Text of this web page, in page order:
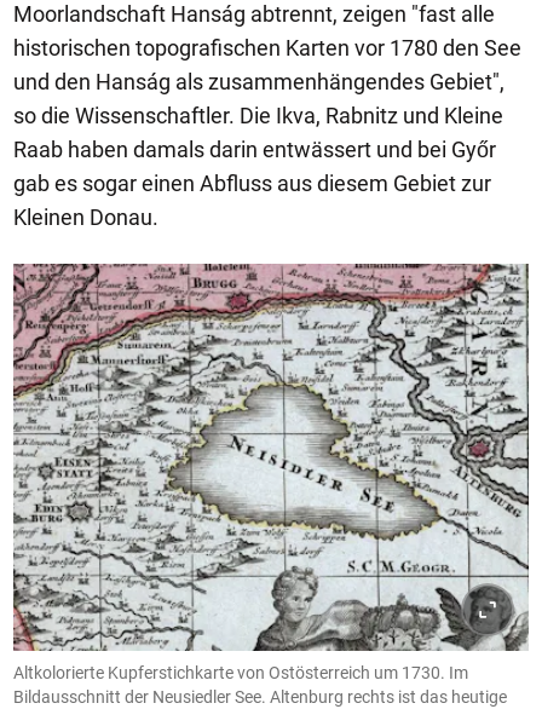
Moorlandschaft Hanság abtrennt, zeigen "fast alle
historischen topografischen Karten vor 1780 den See
und den Hanság als zusammenhängendes Gebiet",
so die Wissenschaftler. Die Ikva, Rabnitz und Kleine
Raab haben damals darin entwässert und bei Győr
gab es sogar einen Abfluss aus diesem Gebiet zur
Kleinen Donau.
Altkolorierte Kupferstichkarte von Ostösterreich um 1730. Im
Bildausschnitt der Neusiedler See. Altenburg rechts ist das heutige